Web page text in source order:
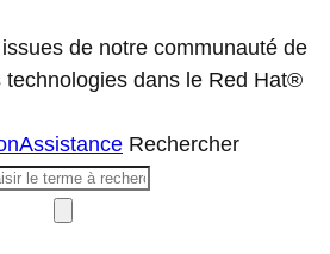
de notre communauté de
dans le Red Hat®
Assistance Rechercher